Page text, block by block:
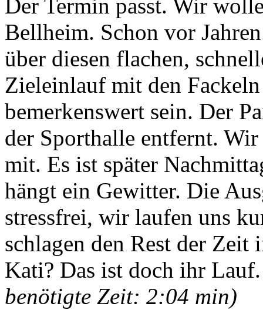
Der Termin passt. Wir
Bellheim. Schon vor
über diesen flachen,
Zieleinlauf mit den
bemerkenswert sein. Der
der Sporthalle entfernt. Wir
mit. Es ist später
hängt ein Gewitter. Die
stressfrei, wir laufen uns
schlagen den Rest der
Kati? Das ist doch ihr
benötigte Zeit: 2:04 min)